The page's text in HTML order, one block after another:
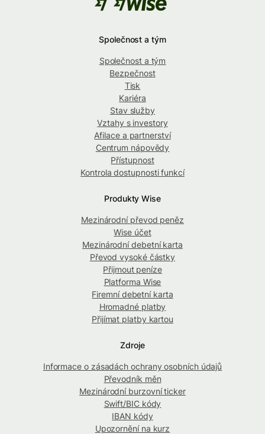
Společnost a tým
Společnost a tým
Bezpečnost
Tisk
Kariéra
Stav služby
Vztahy s investory
Afilace a partnerství
Centrum nápovědy
Přístupnost
Kontrola dostupnosti funkcí
Produkty Wise
Mezinárodní převod peněz
Wise účet
Mezinárodní debetní karta
Převod vysoké částky
Přijmout peníze
Platforma Wise
Firemní debetní karta
Hromadné platby
Přijímat platby kartou
Zdroje
Informace o zásadách ochrany osobních údajů
Převodník měn
Mezinárodní burzovní ticker
Swift/BIC kódy
IBAN kódy
Upozornění na kurz